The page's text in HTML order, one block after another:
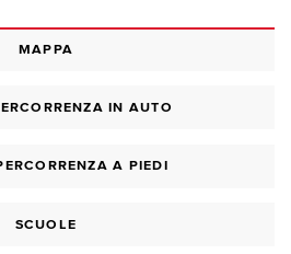
MAPPA
IN AUTO
A PIEDI
SCUOLE